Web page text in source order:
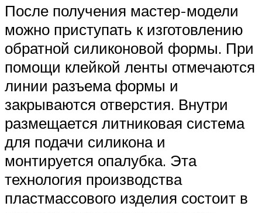
После получения мастер-модели
можно приступать к изготовлению
обратной силиконовой формы. При
помощи клейкой ленты отмечаются
линии разъема формы и
закрываются отверстия. Внутри
размещается литниковая система
для подачи силикона и
монтируется опалубка. Эта
технология производства
пластмассового изделия состоит в